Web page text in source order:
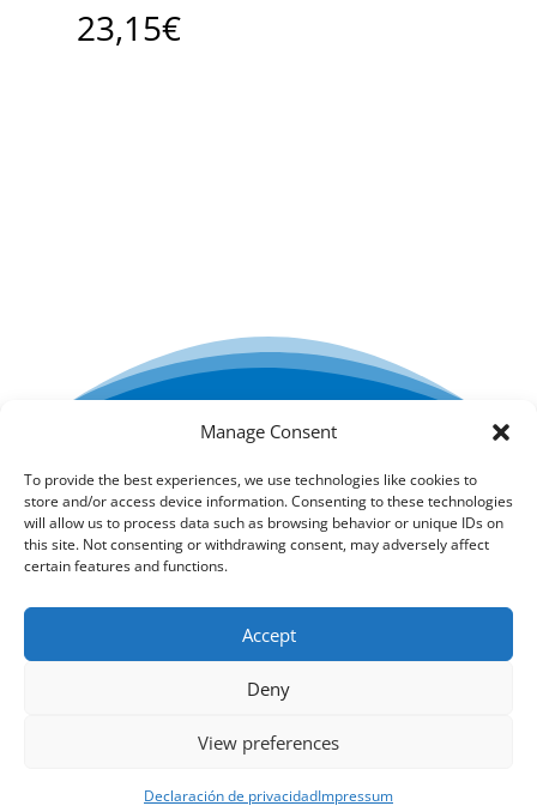
Manage Consent
To provide the best experiences, we use technologies like cookies to
store and/or access device information. Consenting to these technologies
will allow us to process data such as browsing behavior or unique IDs on
this site. Not consenting or withdrawing consent, may adversely affect
certain features and functions.
Accept
Deny
View preferences
Declaración de privacidadImpressum
23,15€
Creada por ESTEL-FARMA SL
Condiciones generales
Jabones para el cuidado diario